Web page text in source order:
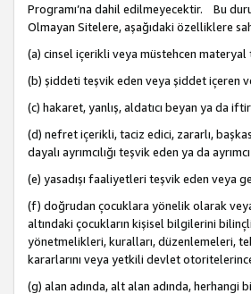
Programı’na dahil edilmeyecektir. Bu
Olmayan Sitelere, aşağıdaki özelliklere
(a) cinsel içerikli veya müstehcen materyal
(b) şiddeti teşvik eden veya şiddet içeren
(c) hakaret, yanlış, aldatıcı beyan ya da
(d) nefret içerikli, taciz edici, zararlı,
dayalı ayrımcılığı teşvik eden ya da
(e) yasadışı faaliyetleri teşvik eden veya
(f) doğrudan çocuklara yönelik olarak veya
altındaki çocukların kişisel bilgilerini
yönetmelikleri, kuralları, düzenlemeleri,
kararlarını veya yetkili devlet
(g) alan adında, alt alan adında, herhangi